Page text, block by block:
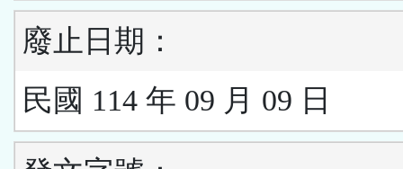
廢止日期：
民國 114 年 09 月 09 日